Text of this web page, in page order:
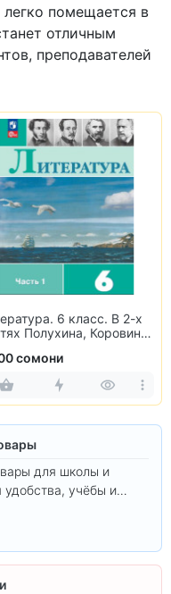
помещается в
отличным
преподавателей
6 класс. В 2-х
Полухина, Коровина,
сомони
для школы и
учёбы и